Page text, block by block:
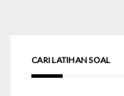
CARI LATIHAN SOAL